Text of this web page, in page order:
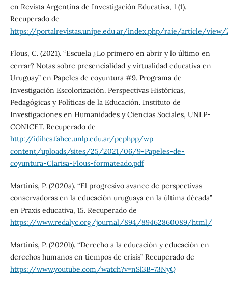
en Revista Argentina de Investigación Educativa, 1 (1).
Recuperado de
https://portalrevistas.unipe.edu.ar/index.php/raie/article/
Flous, C. (2021). “Escuela ¿Lo primero en abrir y lo último en
cerrar? Notas sobre presencialidad y virtualidad educativa en
Uruguay” en Papeles de coyuntura #9. Programa de
Investigación Escolorización. Perspectivas Históricas,
Pedagógicas y Políticas de la Educación. Instituto de
Investigaciones en Humanidades y Ciencias Sociales, UNLP-
CONICET. Recuperado de
http://idihcs.fahce.unlp.edu.ar/pephpp/wp-
content/uploads/sites/25/2021/06/9-Papeles-de-
coyuntura-Clarisa-Flous-formateado.pdf
Martinis, P. (2020a). “El progresivo avance de perspectivas
conservadoras en la educación uruguaya en la última década”
en Praxis educativa, 15. Recuperado de
https://www.redalyc.org/journal/894/89462860089/html/
Martinis, P. (2020b). “Derecho a la educación y educación en
derechos humanos en tiempos de crisis” Recuperado de
https://www.youtube.com/watch?v=nSl3B-73NyQ